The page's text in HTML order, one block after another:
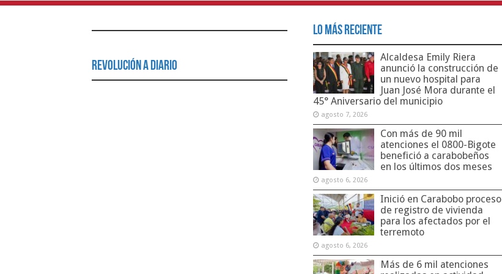
Revolución a Diario
Lo Más Reciente
Alcaldesa Emily Riera
anunció la construcción de
un nuevo hospital para
Juan José Mora durante el
45° Aniversario del municipio
agosto 7, 2026
Con más de 90 mil
atenciones el 0800-Bigote
benefició a carabobeños
en los últimos dos meses
agosto 6, 2026
Inició en Carabobo proceso
de registro de vivienda
para los afectados por el
terremoto
agosto 6, 2026
Más de 6 mil atenciones